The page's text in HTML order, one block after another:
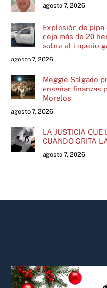
agosto 7, 2026
Explosión de pipa
deja más de 20
sobre el imperio
agosto 7, 2026
Meggie Salgado
enseñar finanzas
Morelos
agosto 7, 2026
LA JUSTICIA QUE
CUANDO GRITA
agosto 7, 2026